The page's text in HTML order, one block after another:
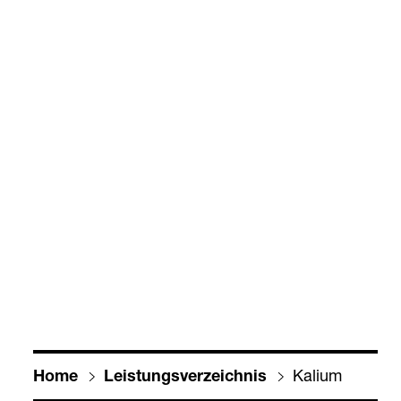
Home Leis­tungs­ver­zeich­nis Kalium